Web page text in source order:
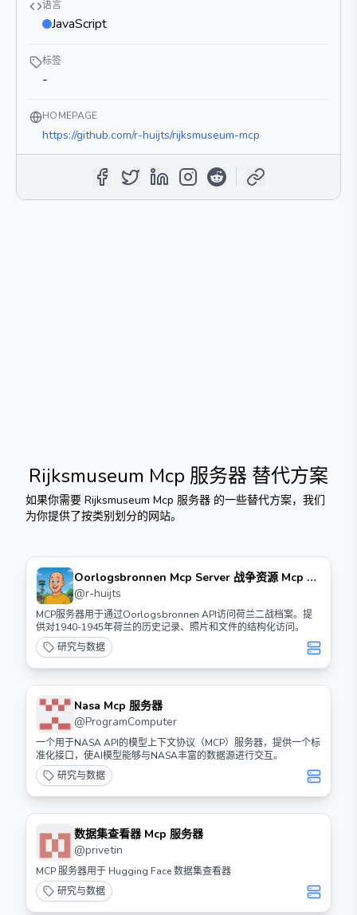
语言
JavaScript
标签
-
HOMEPAGE
https://github.com/r-huijts/rijksmuseum-mcp
Rijksmuseum Mcp 服务器 替代方案
如果你需要 Rijksmuseum Mcp 服务器 的一些替代方案，我们
为你提供了按类别划分的网站。
Oorlogsbronnen Mcp Server 战争资源 Mcp 服
务器
@r-huijts
MCP服务器用于通过Oorlogsbronnen API访问荷兰二战档案。提
供对1940-1945年荷兰的历史记录、照片和文件的结构化访问。
研究与数据
Nasa Mcp 服务器
@ProgramComputer
一个用于NASA API的模型上下文协议（MCP）服务器，提供一个标
准化接口，使AI模型能够与NASA丰富的数据源进行交互。
研究与数据
数据集查看器 Mcp 服务器
@privetin
MCP 服务器用于 Hugging Face 数据集查看器
研究与数据